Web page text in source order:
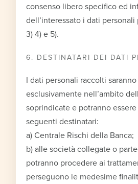
consenso libero specifico ed
dell’interessato i dati
3) 4) e 5).
6. DESTINATARI DEI DATI
I dati personali raccolti
esclusivamente nell’ambito
soprindicate e potranno
seguenti destinatari:
a) Centrale Rischi della Banca;
b) alle società collegate o
potranno procedere ai
perseguono le medesime